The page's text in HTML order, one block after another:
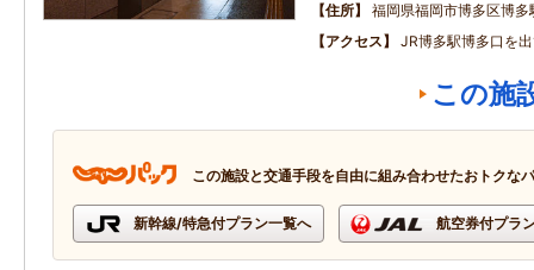
住所
福岡県福岡市博多区博
アクセス
JR博多駅博多口を
この施
この施設と交通手段を自由に組み合わせたおトクな
新幹線/特急付プラン一覧へ 航空券付プラ